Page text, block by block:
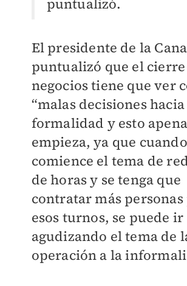
puntualizó.
El presidente de la
puntualizó que el
negocios tiene que ver
“malas decisiones
formalidad y esto
empieza, ya que cuando
comience el tema de
de horas y se tenga que
contratar más
esos turnos, se puede ir
agudizando el tema de
operación a la